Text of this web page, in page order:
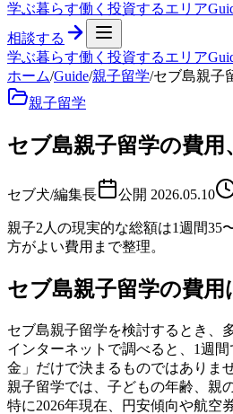
学ぶ暮らす働く 投資するエリア
相談する
学ぶ暮らす働く 投資するエリア
ホーム/Guide/親子留学/セブ島親子
親子留学
セブ島親子留学の費
セブ犬/編集長 公開 2026.05.10
親子2人の現実的な総額は1週間35
方がよい費用まで整理。
セブ島親子留学の費
セブ島親子留学を検討するとき、
インターネットで調べると、1週
金」だけで決まるものではありませ
親子留学では、子どもの年齢、親
特に2026年現在、円安傾向や航空